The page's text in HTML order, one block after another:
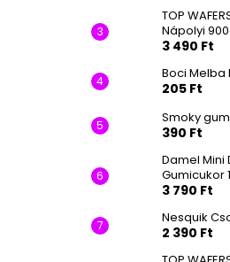
TOP
Nápolyi
3 490 Ft
Boci Melba
205 Ft
Smoky
390 Ft
Damel Mini
Gumicukor
3 790 Ft
Nesquik
2 390 Ft